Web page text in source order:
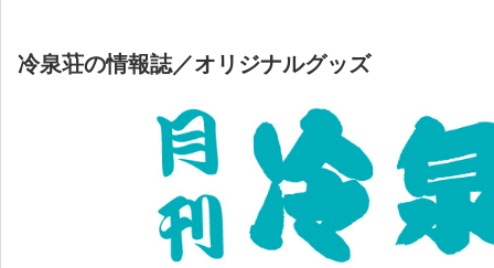
冷泉荘の情報誌／オリジナルグッズ